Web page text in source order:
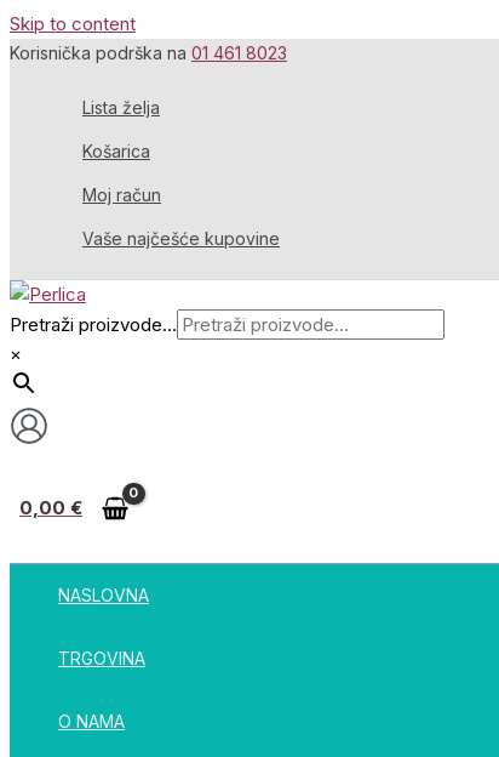
Skip to content
Korisnička podrška na 01 461 8023
Lista želja
Košarica
Moj račun
Vaše najčešće kupovine
Pretraži proizvode...
×
0,00 €
NASLOVNA
TRGOVINA
O NAMA